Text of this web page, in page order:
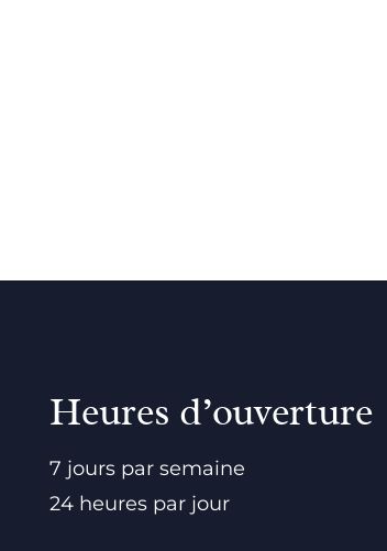
Heures d’ouverture
7 jours par semaine
24 heures par jour